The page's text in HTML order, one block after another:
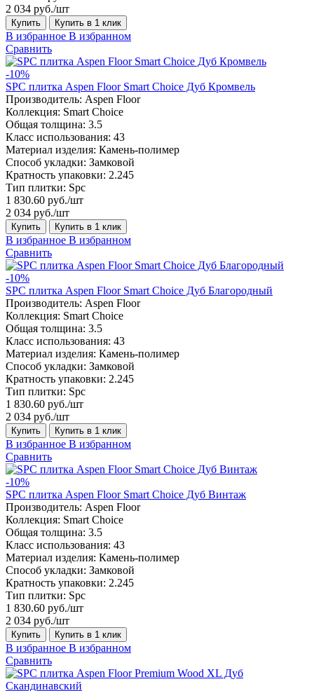
2 034 руб./шт
Купить Купить в 1 клик
В избранное В избранном
Сравнить
-10%
SPC плитка Aspen Floor Smart Choice Дуб Кромвель
Производитель: Aspen Floor
Коллекция: Smart Choice
Общая толщина: 3.5
Класс использования: 43
Материал изделия: Камень-полимер
Способ укладки: Замковой
Кратность упаковки: 2.245
Тип плитки: Spc
1 830.60 руб./шт
2 034 руб./шт
Купить Купить в 1 клик
В избранное В избранном
Сравнить
-10%
SPC плитка Aspen Floor Smart Choice Дуб Благородный
Производитель: Aspen Floor
Коллекция: Smart Choice
Общая толщина: 3.5
Класс использования: 43
Материал изделия: Камень-полимер
Способ укладки: Замковой
Кратность упаковки: 2.245
Тип плитки: Spc
1 830.60 руб./шт
2 034 руб./шт
Купить Купить в 1 клик
В избранное В избранном
Сравнить
-10%
SPC плитка Aspen Floor Smart Choice Дуб Винтаж
Производитель: Aspen Floor
Коллекция: Smart Choice
Общая толщина: 3.5
Класс использования: 43
Материал изделия: Камень-полимер
Способ укладки: Замковой
Кратность упаковки: 2.245
Тип плитки: Spc
1 830.60 руб./шт
2 034 руб./шт
Купить Купить в 1 клик
В избранное В избранном
Сравнить